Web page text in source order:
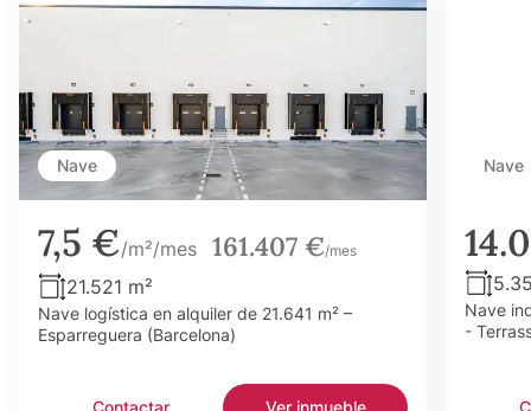
Nave
7,5 €/m²/mes 161.407 €/mes
21.521 m²
Nave logística en alquiler de 21.641 m² –
Esparreguera (Barcelona)
Contactar Ver inmueble
Nave
Nave
-